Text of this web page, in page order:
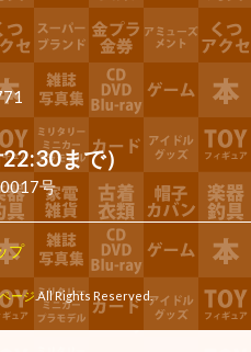
まで）
号
プ
ージ .All Rights Reserved.